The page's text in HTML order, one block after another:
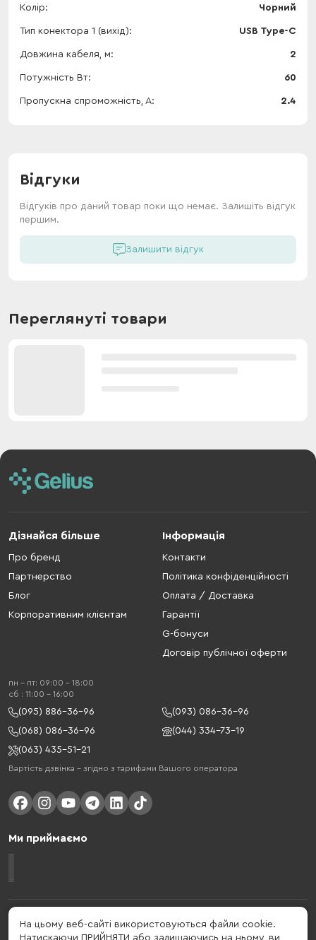
Колір Чорний
Тип конектора 1 (вихід) USB Type-C
Довжина кабеля, м 2
Потужність Вт 60
Пропускна спроможність, А 2.4
Відгуки
Відгуків про даний товар поки що немає. Залишіть відгук
першим.
Залишити відгук
Переглянуті товари
Дізнайся більше
Про бренд
Партнерство
Блог
Корпоративним клієнтам
Інформація
Контакти
Політика конфіденційності
Оплата / Доставка
Гарантії
G-бонуси
Договір публічної оферти
пн - пт: 09:00 - 18:00
cб : 11:00 - 16:00
(095) 886-36-96
(093) 086-36-96
(068) 086-36-96
(044) 334-73-19
(063) 435-51-21
Вартість дзвінка – згідно з тарифами Вашого оператора
Ми приймаємо
Gelius - український бренд, який активно розвивається у сфері смарт
гаджетів та мобільних аксесуарів. Бренд заснований в 2013 році. Gelius
На цьому веб-сайті використовуються файли cookie.
Натискаючи ПРИЙНЯТИ або залишаючись на ньому, ви